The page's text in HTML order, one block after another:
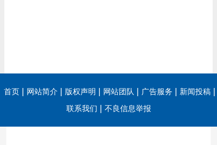
首页 | 网站简介 | 版权声明 | 网站团队 | 广告服务 | 新闻投稿 |
联系我们 | 不良信息举报